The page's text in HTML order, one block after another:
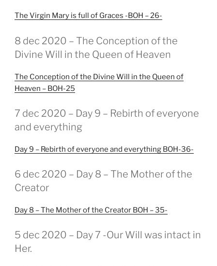
The Virgin Mary is full of Graces -BOH – 26-
GEPLAATST
OP
8 dec 2020 – The Conception of the
Divine Will in the Queen of Heaven
The Conception of the Divine Will in the Queen of
Heaven – BOH-25
GEPLAATST
OP
7 dec 2020 – Day 9 – Rebirth of everyone
and everything
Day 9 – Rebirth of everyone and everything BOH-36-
GEPLAATST
OP
6 dec 2020 – Day 8 – The Mother of the
Creator
Day 8 – The Mother of the Creator BOH – 35-
GEPLAATST
OP
5 dec 2020 – Day 7 -Our Will was intact in
Her.